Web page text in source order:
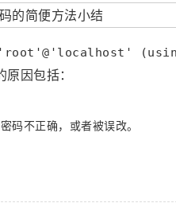
'root'@'localhost'
因包括：
码不正确，或者被误改。